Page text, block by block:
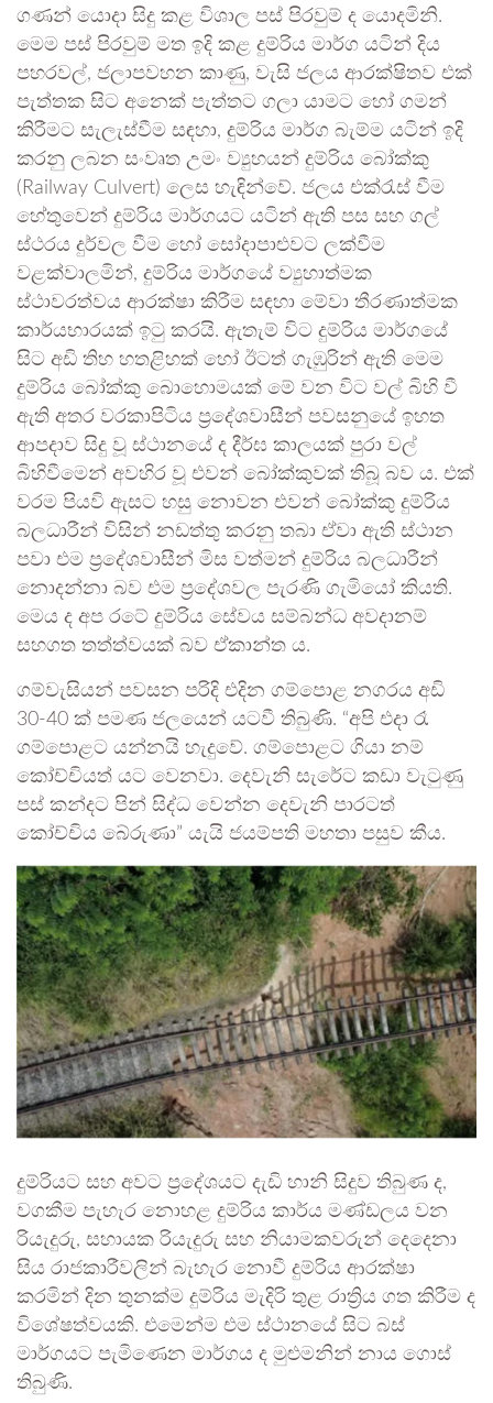
ගණන් යොදා සිදු කළ විශාල පස් පිරවුම් ද යොදමිනි.
මෙම පස් පිරවුම් මත ඉදි කළ දුම්රිය මාර්ග යටින් දිය
පහරවල්, ජලාපවහන කාණු, වැසි ජලය ආරක්ෂිතව එක්
පැත්තක සිට අනෙක් පැත්තට ගලා යාමට හෝ ගමන්
කිරීමට සැලැස්වීම සඳහා, දුම්රිය මාර්ග බැම්ම යටින් ඉදි
කරනු ලබන සංවෘත උමං ව්‍යුහයන් දුම්රිය බෝක්කු
(Railway Culvert) ලෙස හැඳින්වේ. ජලය එක්රැස් වීම
හේතුවෙන් දුම්රිය මාර්ගයට යටින් ඇති පස සහ ගල්
ස්ථරය දුර්වල වීම හෝ සෝදාපාළුවට ලක්වීම
වළක්වාලමින්, දුම්රිය මාර්ගයේ ව්‍යුහාත්මක
ස්ථාවරත්වය ආරක්ෂා කිරීම සඳහා මේවා තීරණාත්මක
කාර්යභාරයක් ඉටු කරයි. ඇතැම් විට දුම්රිය මාර්ගයේ
සිට අඩි තිහ හතළිහක් හෝ ඊටත් ගැඹුරින් ඇති මෙම
දුම්රිය බෝක්කු බොහොමයක් මේ වන විට වල් බිහි වී
ඇති අතර වරකාපිටිය ප්‍රදේශවාසීන් පවසනුයේ ඉහත
ආපදාව සිදු වූ ස්ථානයේ ද දීර්ඝ කාලයක් පුරා වල්
බිහිවීමෙන් අවහිර වූ එවන් බෝක්කුවක් තිබූ බව ය. එක්
වරම පියවි ඇසට හසු නොවන එවන් බෝක්කු දුම්රිය
බලධාරීන් විසින් නඩත්තු කරනු තබා ඒවා ඇති ස්ථාන
පවා එම ප්‍රදේශවාසීන් මිස වත්මන් දුම්රිය බලධාරීන්
නොදන්නා බව එම ප්‍රදේශවල පැරණි ගැමියෝ කියති.
මෙය ද අප රටේ දුම්රිය සේවය සම්බන්ධ අවදානම්
සහගත තත්ත්වයක් බව ඒකාන්ත ය.
ගම්වැසියන් පවසන පරිදි එදින ගම්පොළ නගරය අඩි
30-40 ක් පමණ ජලයෙන් යටවී තිබුණි. “අපි එදා රෑ
ගම්පොළට යන්නයි හැදුවේ. ගම්පොළට ගියා නම්
කෝච්චියත් යට වෙනවා. දෙවැනි සැරේට කඩා වැටුණු
පස් කන්දට පින් සිද්ධ වෙන්න දෙවැනි පාරටත්
කෝච්චිය බේරුණා” යැයි ජයම්පති මහතා පසුව කීය.
දුම්රියට සහ අවට ප්‍රදේශයට දැඩි හානි සිදුව තිබුණ ද,
වගකීම පැහැර නොහළ දුම්රිය කාර්ය මණ්ඩලය වන
රියැදුරු, සහායක රියැදුරු සහ නියාමකවරුන් දෙදෙනා
සිය රාජකාරීවලින් බැහැර නොවී දුම්රිය ආරක්ෂා
කරමින් දින තුනක්ම දුම්රිය මැදිරි තුළ රාත්‍රිය ගත කිරීම ද
විශේෂත්වයකි. එමෙන්ම එම ස්ථානයේ සිට බස්
මාර්ගයට පැමිණෙන මාර්ගය ද මුළුමනින් නාය ගොස්
තිබුණි.